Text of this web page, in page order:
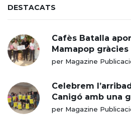
DESTACATS
Cafès Batalla
Mamapop
per Magazine
Celebrem
Canigó amb una
per Magazine